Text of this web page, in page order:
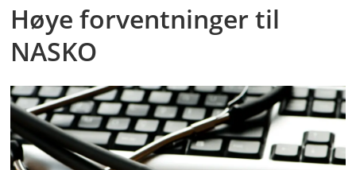
Høye forventninger til
NASKO